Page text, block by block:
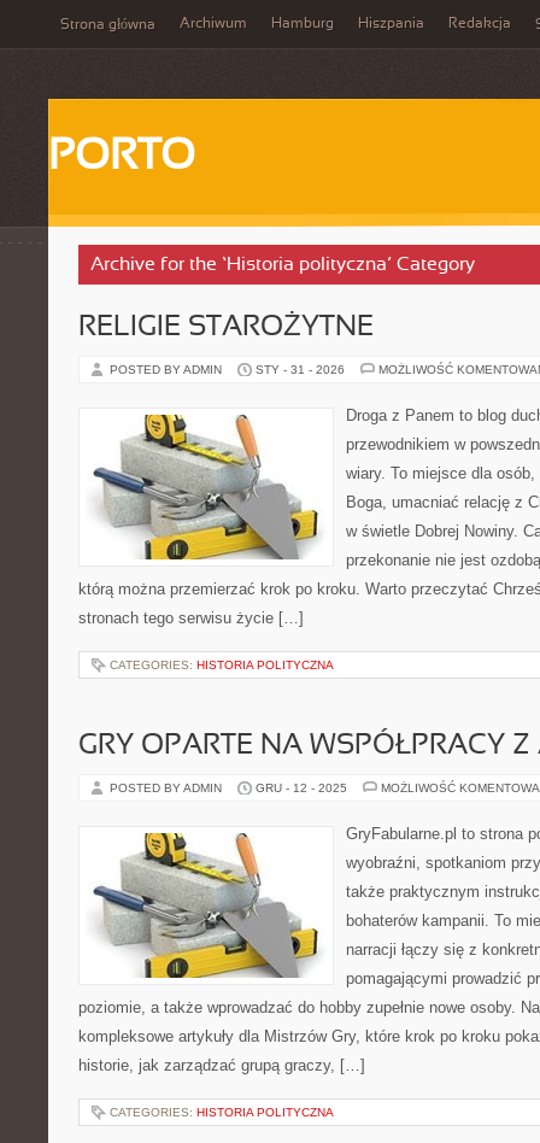
Strona główna Archiwum Hamburg Hiszpania Redakcja
PORTO
Archive for the ‘Historia polityczna’ Category
RELIGIE STAROŻYTNE
POSTED BY ADMIN STY - 31 - 2026 MOŻLIWOŚĆ
Droga z Panem to blog
przewodnikiem w
wiary. To miejsce dla
Boga, umacniać relację z
w świetle Dobrej Nowiny.
przekonanie nie jest
którą można przemierzać krok po kroku. Warto przeczytać
stronach tego serwisu życie […]
CATEGORIES: HISTORIA POLITYCZNA
GRY OPARTE NA WSPÓŁPRACY Z
POSTED BY ADMIN GRU - 12 - 2025 MOŻLIWOŚĆ
GryFabularne.pl to strona
wyobraźni, spotkaniom
także praktycznym
bohaterów kampanii. To
narracji łączy się z
pomagającymi prowadzić
poziomie, a także wprowadzać do hobby zupełnie nowe osoby.
kompleksowe artykuły dla Mistrzów Gry, które krok po kroku
historie, jak zarządzać grupą graczy, […]
CATEGORIES: HISTORIA POLITYCZNA